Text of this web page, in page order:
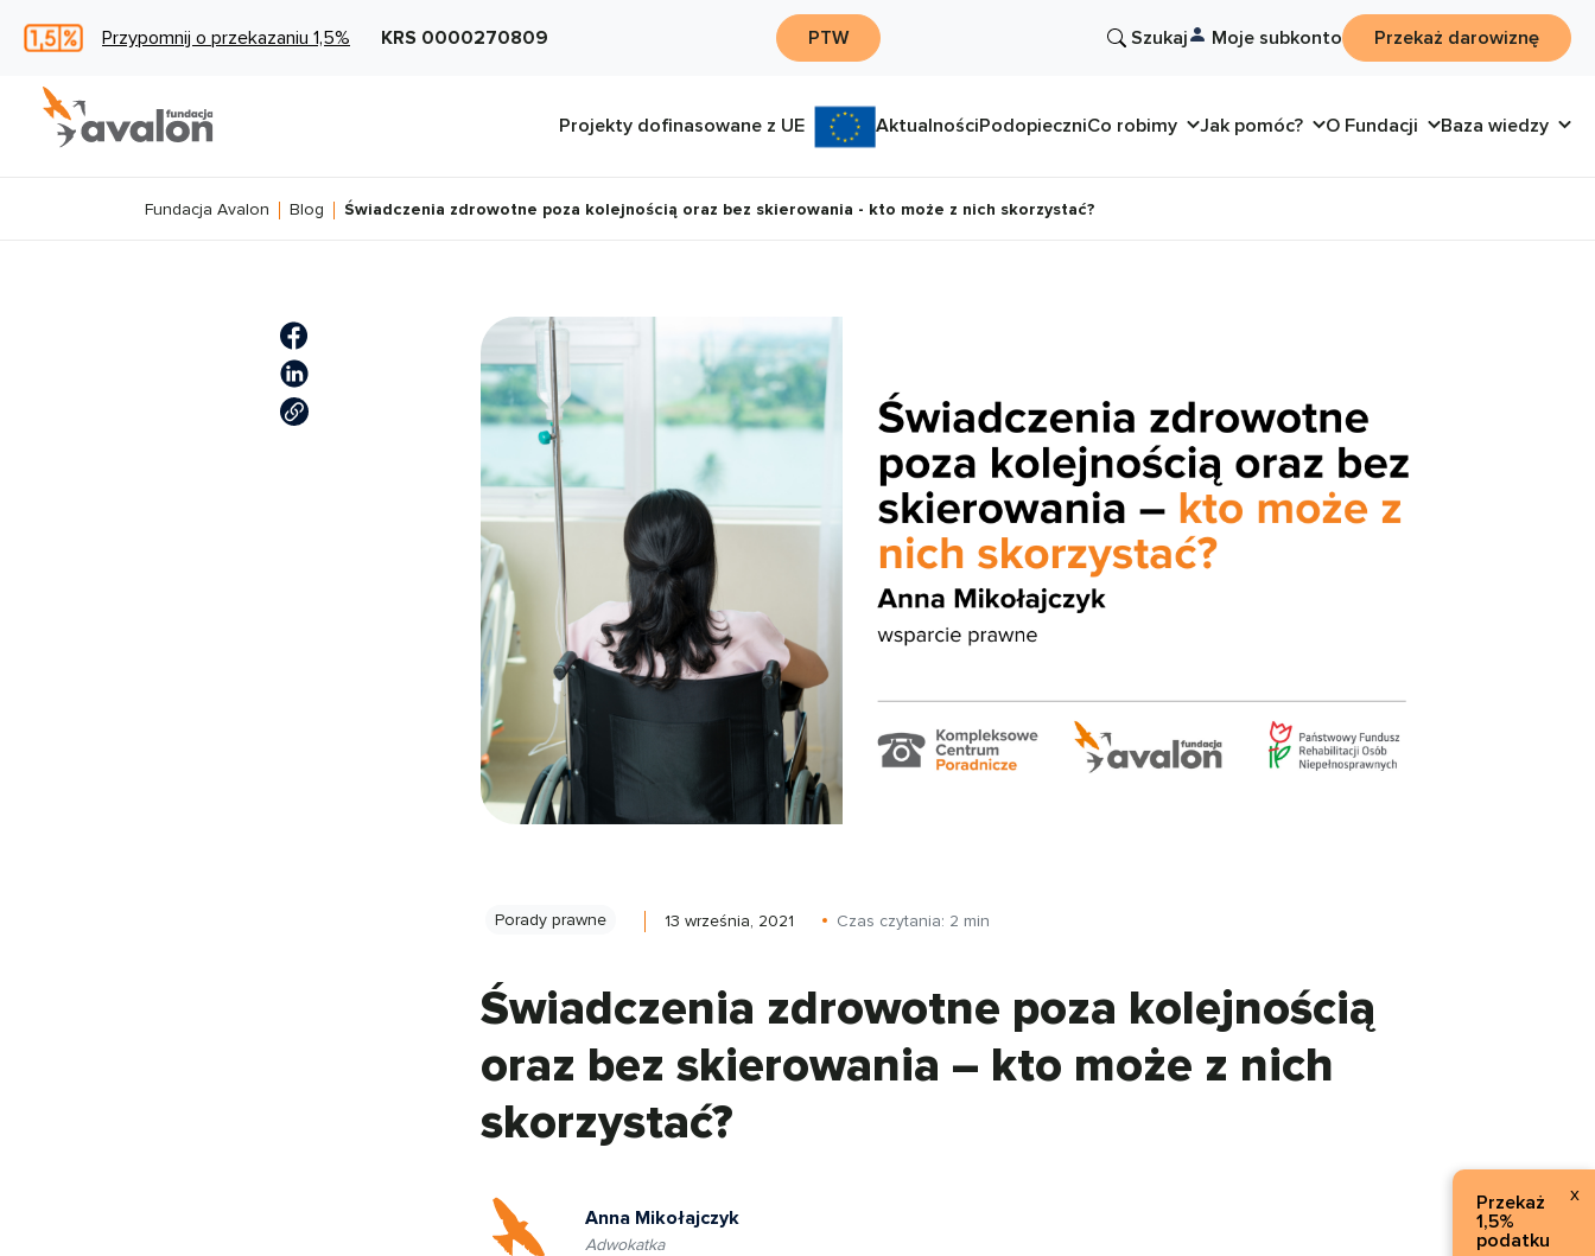
Przekaż
1,5%
podatku
x
Przypomnij o przekazaniu 1,5% KRS 0000270809 PTW Szukaj Moje subkonto Przekaż darowiznę
Projekty dofinasowane z UE AktualnościPodopieczniCo robimy Jak pomóc? O Fundacji Baza wiedzy
Fundacja Avalon Blog Świadczenia zdrowotne poza kolejnością oraz bez skierowania - kto może z nich skorzystać?
Porady prawne 13 września, 2021 Czas czytania: 2 min
Świadczenia zdrowotne poza kolejnością
oraz bez skierowania – kto może z nich
skorzystać?
Anna Mikołajczyk
Adwokatka